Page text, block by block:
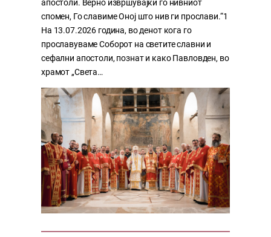
апостоли. Верно извршувајќи го нивниот
спомен, Го славиме Оној што нив ги прослави.“1
На 13.07.2026 година, во денот кога го
прославуваме Соборот на светите славни и
сефални апостоли, познат и како Павловден, во
храмот „Света…